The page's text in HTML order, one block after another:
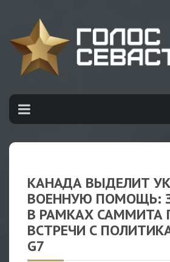
КАНАДА ВЫДЕЛИТ
ВОЕННУЮ ПОМОЩЬ:
В РАМКАХ САММИТА
ВСТРЕЧИ С
G7